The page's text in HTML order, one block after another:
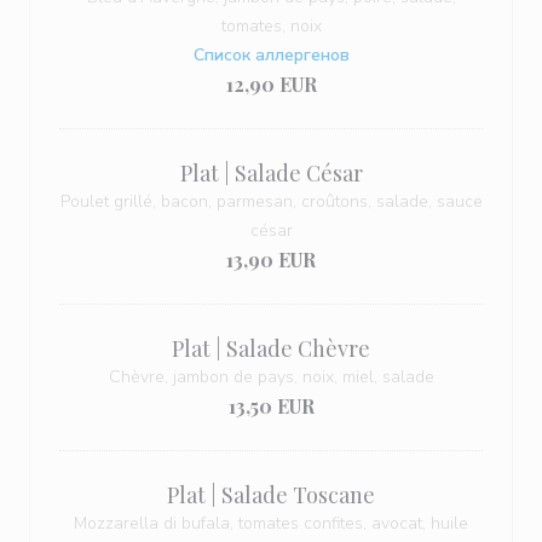
tomates, noix
Список аллергенов
12,90 EUR
Plat | Salade César
Poulet grillé, bacon, parmesan, croûtons, salade, sauce
césar
13,90 EUR
Plat | Salade Chèvre
Chèvre, jambon de pays, noix, miel, salade
13,50 EUR
Plat | Salade Toscane
Mozzarella di bufala, tomates confites, avocat, huile